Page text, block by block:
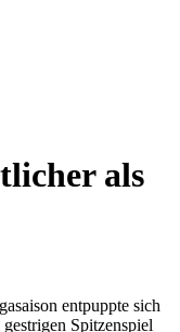
als
entpuppte sich
Spitzenspiel